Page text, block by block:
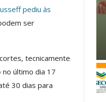
pediu às
ser
tecnicamente
no último dia 17
30 dias para
Em Torno Dos
Da Ação